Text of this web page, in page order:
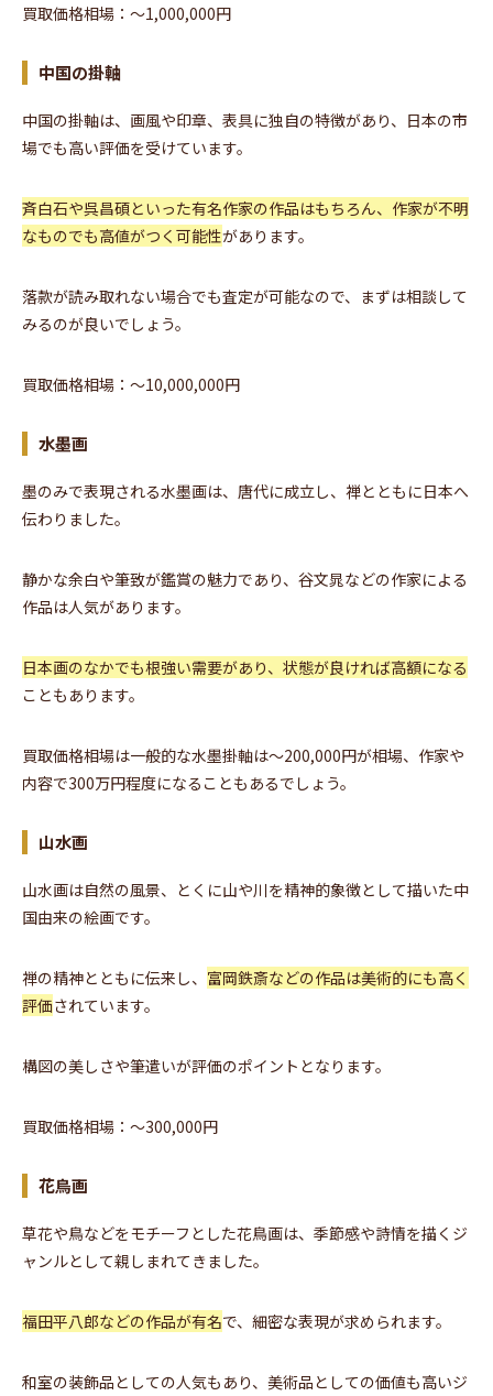
買取価格相場：〜1,000,000円
中国の掛軸
中国の掛軸は、画風や印章、表具に独自の特徴があり、日本の市
場でも高い評価を受けています。
斉白石や呉昌碩といった有名作家の作品はもちろん、作家が不明
なものでも高値がつく可能性があります。
落款が読み取れない場合でも査定が可能なので、まずは相談して
みるのが良いでしょう。
買取価格相場：〜10,000,000円
水墨画
墨のみで表現される水墨画は、唐代に成立し、禅とともに日本へ
伝わりました。
静かな余白や筆致が鑑賞の魅力であり、谷文晁などの作家による
作品は人気があります。
日本画のなかでも根強い需要があり、状態が良ければ高額になる
こともあります。
買取価格相場は一般的な水墨掛軸は～200,000円が相場、作家や
内容で300万円程度になることもあるでしょう。
山水画
山水画は自然の風景、とくに山や川を精神的象徴として描いた中
国由来の絵画です。
禅の精神とともに伝来し、 富岡鉄斎などの作品は美術的にも高く
評価されています。
構図の美しさや筆遣いが評価のポイントとなります。
買取価格相場：〜300,000円
花鳥画
草花や鳥などをモチーフとした花鳥画は、季節感や詩情を描くジ
ャンルとして親しまれてきました。
福田平八郎などの作品が有名で、細密な表現が求められます。
和室の装飾品としての人気もあり、美術品としての価値も高いジ